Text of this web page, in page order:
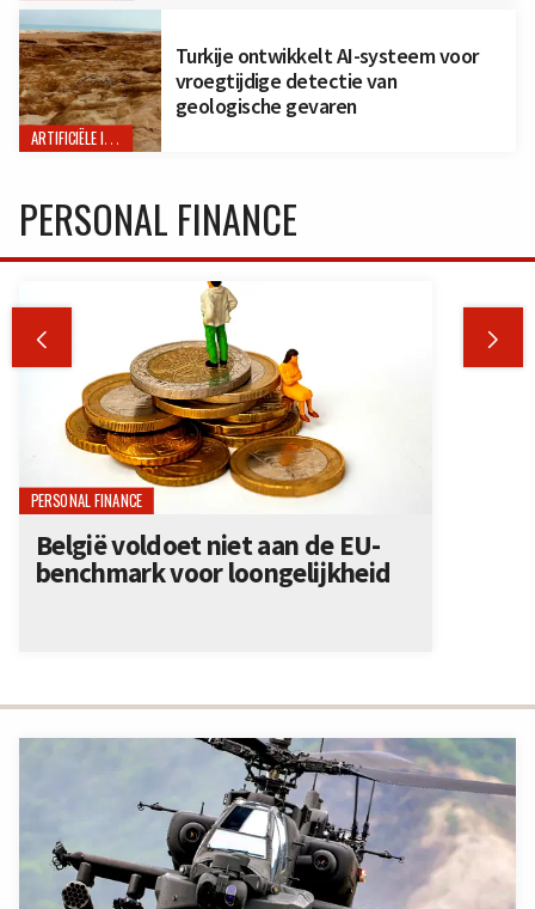
ARTIFICIËLE INTELLIGENTIE
Turkije ontwikkelt AI-systeem voor
vroegtijdige detectie van
geologische gevaren
PERSONAL FINANCE
 
PERSONAL FINANCE
België voldoet niet aan de EU-
benchmark voor loongelijkheid